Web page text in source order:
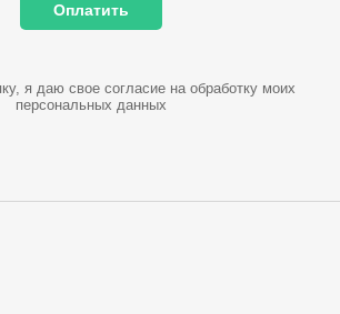
я даю свое согласие на обработку моих
персональных данных